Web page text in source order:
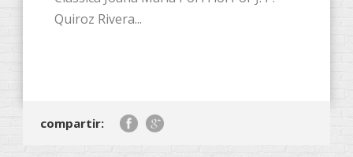
Quiroz Rivera...
compartir: